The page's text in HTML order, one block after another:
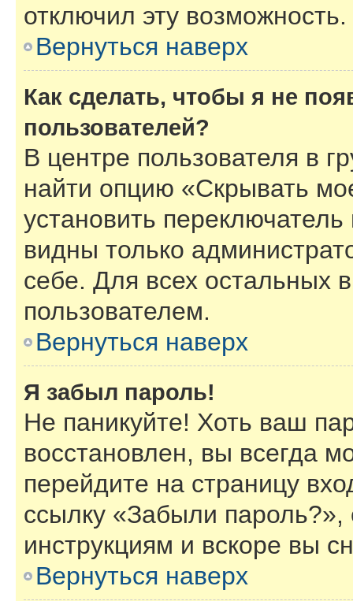
отключил эту возможность.
Вернуться наверх
Как сделать, чтобы я не
пользователей?
В центре пользователя в
найти опцию «Скрывать
установить
видны только
себе. Для всех остальных
пользователем.
Вернуться наверх
Я забыл пароль!
Не паникуйте! Хоть ваш
восстановлен, вы всегда
перейдите на страницу
ссылку «Забыли
инструкциям и вскоре вы
Вернуться наверх